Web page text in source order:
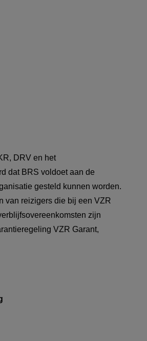
DRV en het
dat BRS voldoet aan de
gesteld kunnen worden.
van reizigers die bij een VZR
zijn
VZR Garant,